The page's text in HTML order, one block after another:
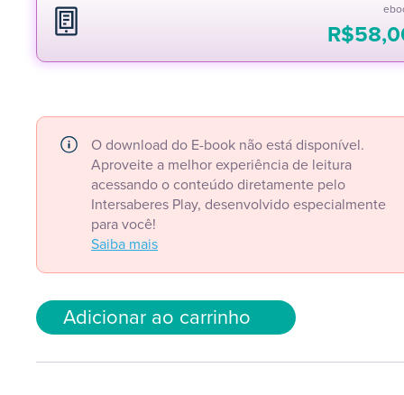
R$
O download do E-book não está disponível.
Aproveite a melhor experiência de leitura
acessando o conteúdo diretamente pelo
Intersaberes Play, desenvolvido especialmente
para você!
Saiba mais
Adicionar ao carrinho